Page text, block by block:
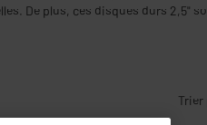
De plus, ces disques durs 2,5"
Trier